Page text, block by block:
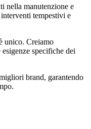
nella manutenzione e
tempestivi e
unico. Creiamo
specifiche dei
brand, garantendo